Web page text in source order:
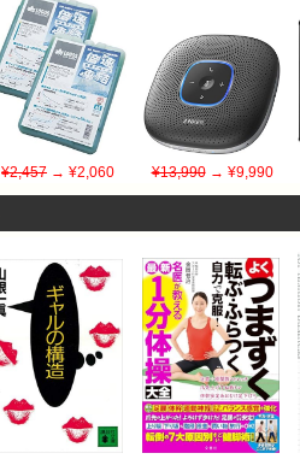
¥2,457 → ¥2,060 ¥13,990→ ¥9,990